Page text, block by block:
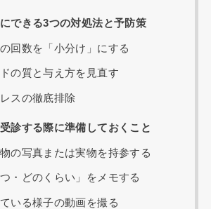
できる3つの対処法と予防策
回数を「小分け」にする
の質と与え方を見直す
スの徹底排除
診する際に準備しておくこと
の写真または実物を持参する
・どのくらい」をメモする
いる様子の動画を撮る